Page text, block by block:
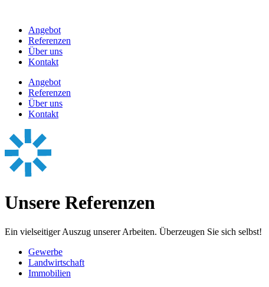
springenAngebot
Referenzen
Über uns
Kontakt
Angebot
Referenzen
Über uns
Kontakt
Unsere Referenzen
Ein vielseitiger Auszug unserer Arbeiten. Überzeugen Sie sich selbst!
Gewerbe
Landwirtschaft
Immobilien